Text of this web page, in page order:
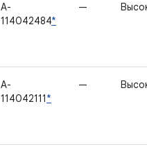
A-
114042484*
—
A-
114042111*
—